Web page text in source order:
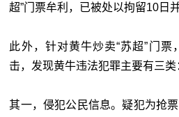
超”门票牟利，已被处以拘留10日
此外，针对黄牛炒卖“苏超”门
击，发现黄牛违法犯罪主要有三类
其一，侵犯公民信息。疑犯为抢